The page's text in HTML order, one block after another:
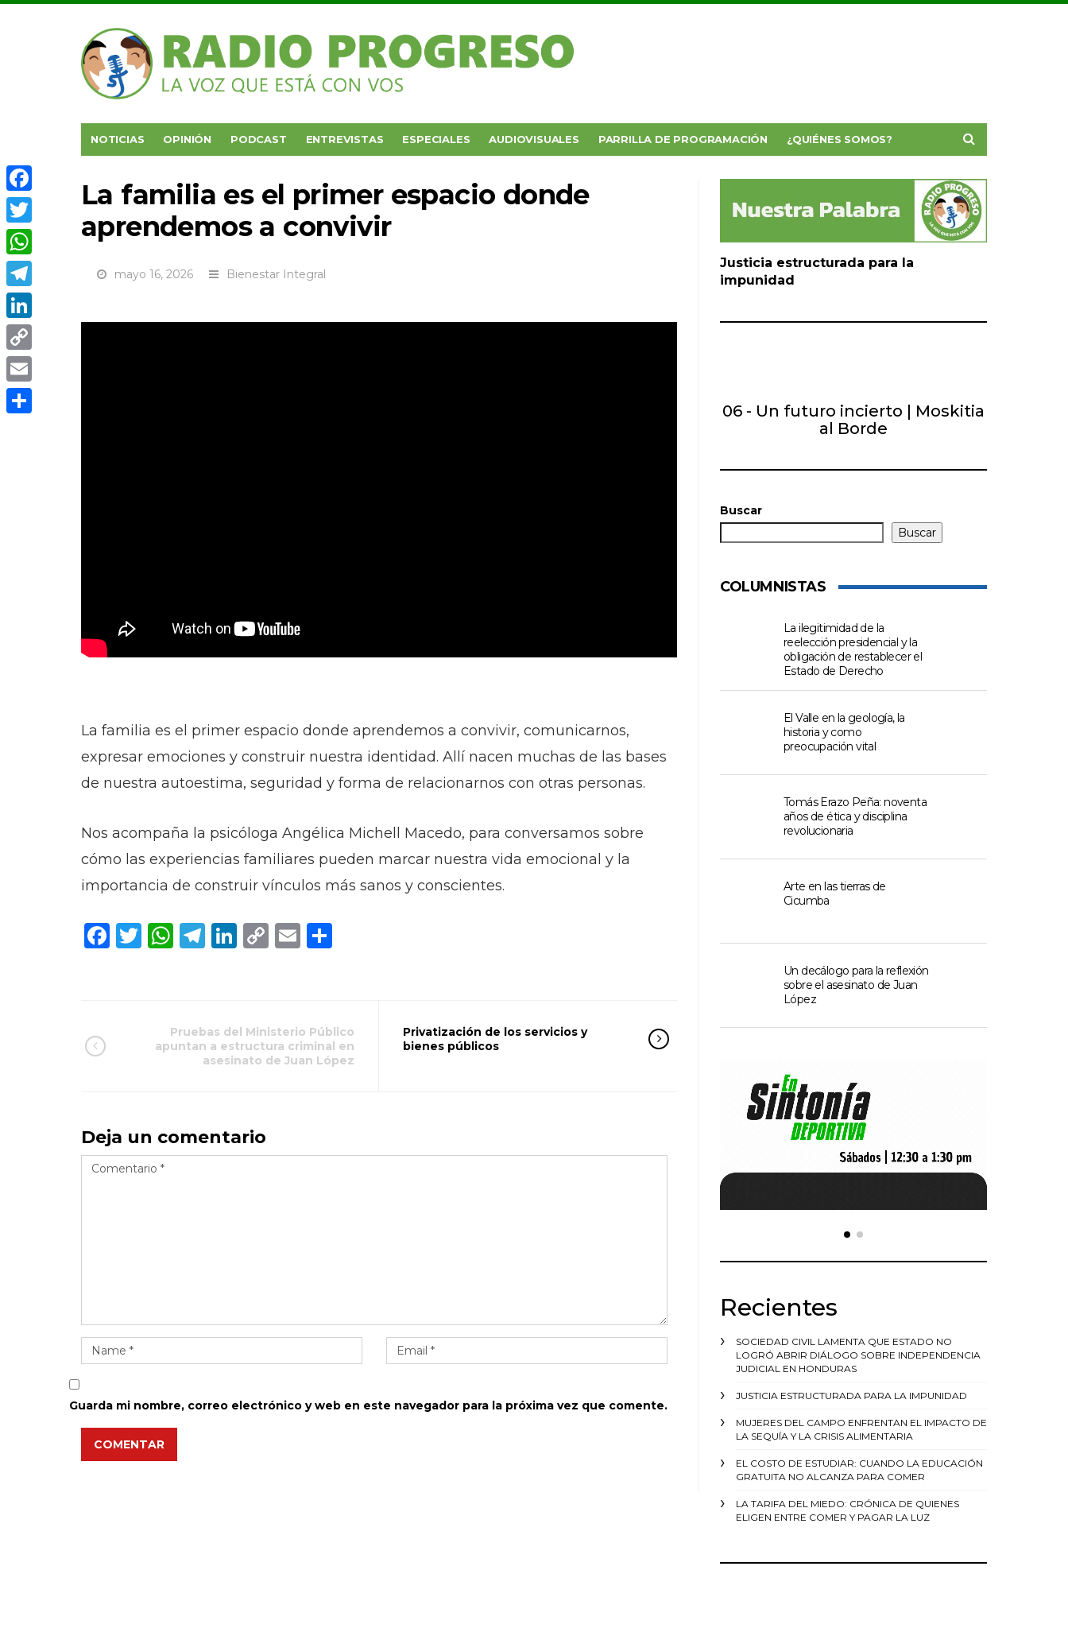
NOTICIAS OPINIÓN PODCAST ENTREVISTAS ESPECIALES AUDIOVISUALES PARRILLA DE PROGRAMACIÓN ¿QUIÉNES SOMOS?
La familia es el primer espacio donde
aprendemos a convivir
mayo 16, 2026 Bienestar Integral
La familia es el primer espacio donde aprendemos a convivir, comunicarnos,
expresar emociones y construir nuestra identidad. Allí nacen muchas de las bases
de nuestra autoestima, seguridad y forma de relacionarnos con otras personas.
Nos acompaña la psicóloga Angélica Michell Macedo, para conversamos sobre
cómo las experiencias familiares pueden marcar nuestra vida emocional y la
importancia de construir vínculos más sanos y conscientes.
Facebook
Twitter
WhatsApp
Telegram
LinkedIn
CopyEmail
Pruebas del Ministerio Público
apuntan a estructura criminal en
asesinato de Juan López
Privatización de los servicios y
bienes públicos
Deja un comentario
Guarda mi nombre, correo electrónico y web en este navegador para la próxima vez que comente.
COMENTAR
Justicia estructurada para la
impunidad
06 - Un futuro incierto | Moskitia
al Borde
Buscar
Buscar
COLUMNISTAS
La ilegitimidad de la
reelección presidencial y la
obligación de restablecer el
Estado de Derecho
El Valle en la geología, la
historia y como
preocupación vital
Tomás Erazo Peña: noventa
años de ética y disciplina
revolucionaria
Arte en las tierras de
Cicumba
Un decálogo para la reflexión
sobre el asesinato de Juan
López
Recientes
SOCIEDAD CIVIL LAMENTA QUE ESTADO NO
LOGRÓ ABRIR DIÁLOGO SOBRE INDEPENDENCIA
JUDICIAL EN HONDURAS
JUSTICIA ESTRUCTURADA PARA LA IMPUNIDAD
MUJERES DEL CAMPO ENFRENTAN EL IMPACTO DE
LA SEQUÍA Y LA CRISIS ALIMENTARIA
EL COSTO DE ESTUDIAR: CUANDO LA EDUCACIÓN
GRATUITA NO ALCANZA PARA COMER
LA TARIFA DEL MIEDO: CRÓNICA DE QUIENES
ELIGEN ENTRE COMER Y PAGAR LA LUZ
Facebook
Twitter
WhatsApp
Telegram
LinkedIn
Copy
Link
Email